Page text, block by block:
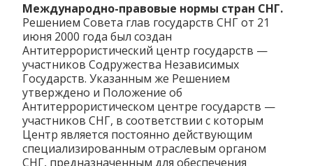
Международно-правовые нормы стран СНГ.
Решением Совета глав государств СНГ от 21
июня 2000 года был создан
Антитеррористический центр государств —
участников Содружества Независимых
Государств. Указанным же Решением
утверждено и Положение об
Антитеррористическом центре государств —
участников СНГ, в соответствии с которым
Центр является постоянно действующим
специализированным отраслевым органом
СНГ, предназначенным для обеспечения